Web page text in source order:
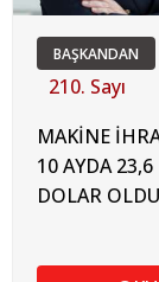
BAŞKANDAN
210. Sayı
MAKİNE
10 AYDA
DOLAR OLDU